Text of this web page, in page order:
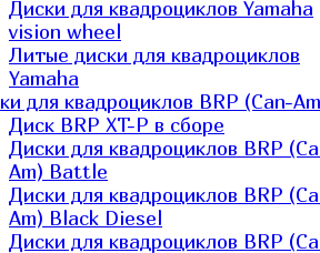
Диски для квадроциклов Yamaha
vision wheel
Литые диски для квадроциклов
Yamaha
для квадроциклов BRP (Can-
Диск BRP XT-P в сборе
Диски для квадроциклов BRP
Am) Battle
Диски для квадроциклов BRP
Am) Black Diesel
Диски для квадроциклов BRP